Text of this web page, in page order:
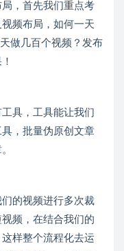
，首先我们重点考
频布局，如何一天
做几百个视频？发布
具，工具能让我们
，批量伪原创文章
的视频进行多次裁
频，在结合我们的
样整个流程化去运